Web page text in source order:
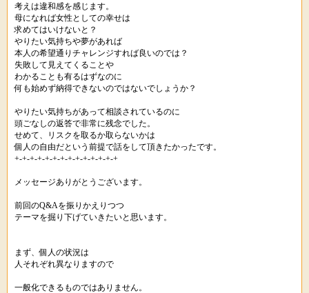
考えは違和感を感じます。
母になれば女性としての幸せは
求めてはいけないと？
やりたい気持ちや夢があれば
本人の希望通りチャレンジすれば良いのでは？
失敗して見えてくることや
わかることも有るはずなのに
何も始めず納得できないのではないでしょうか？
やりたい気持ちがあって相談されているのに
頭ごなしの返答で非常に残念でした。
せめて、リスクを取るか取らないかは
個人の自由だという前提で話をして頂きたかったです。
+-+-+-+-+-+-+-+-+-+-+-+-+-+
メッセージありがとうございます。
前回のQ&Aを振りかえりつつ
テーマを掘り下げていきたいと思います。
まず、個人の状況は
人それぞれ異なりますので
一般化できるものではありません。